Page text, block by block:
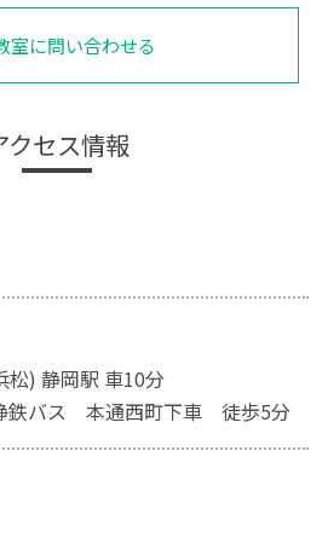
室に問い合わせる
クセス情報
松) 静岡駅 車10分
鉄バス 本通西町下車 徒歩5分